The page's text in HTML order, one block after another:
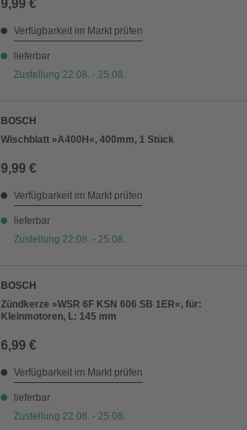
9,99 €
Verfügbarkeit im Markt prüfen
lieferbar
Zustellung 22.08. - 25.08.
BOSCH
Wischblatt »A400H«, 400mm, 1 Stück
9,99 €
Verfügbarkeit im Markt prüfen
lieferbar
Zustellung 22.08. - 25.08.
BOSCH
Zündkerze »WSR 6F KSN 606 SB 1ER«, für:
Kleinmotoren, L: 145 mm
6,99 €
Verfügbarkeit im Markt prüfen
lieferbar
Zustellung 22.08. - 25.08.